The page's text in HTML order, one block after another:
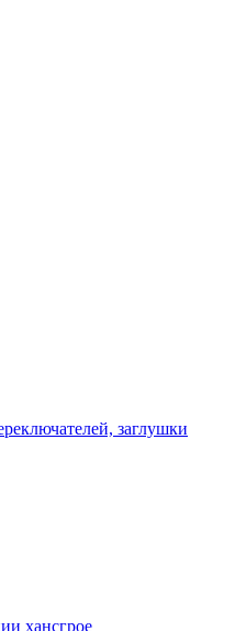
заглушки
хансгрое